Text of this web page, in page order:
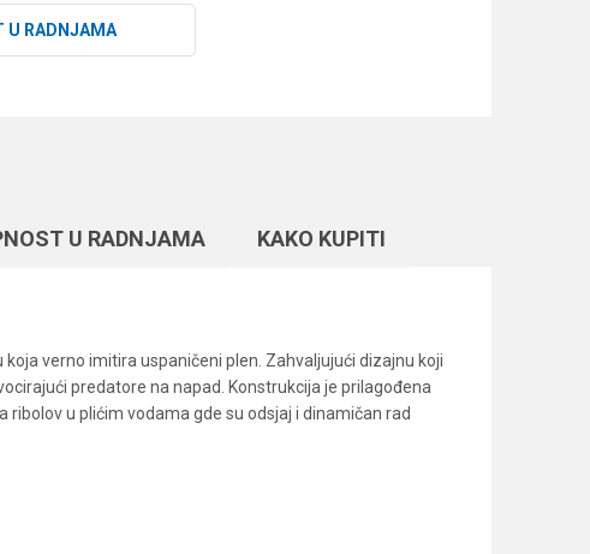
U RADNJAMA
U RADNJAMA KAKO KUPITI
verno imitira uspaničeni plen. Zahvaljujući dizajnu koji
predatore na napad. Konstrukcija je prilagođena
u plićim vodama gde su odsjaj i dinamičan rad